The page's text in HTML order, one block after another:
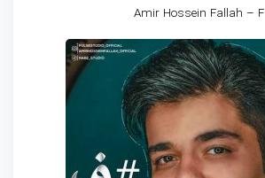
Amir Hossein Fallah – F